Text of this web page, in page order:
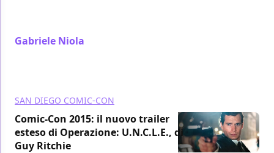
Gabriele Niola
SAN DIEGO COMIC-CON
Comic-Con 2015: il nuovo trailer
esteso di Operazione: U.N.C.L.E., di
Guy Ritchie